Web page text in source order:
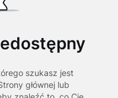
szukasz jest
głównej lub